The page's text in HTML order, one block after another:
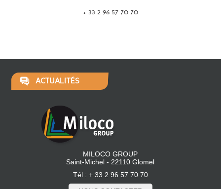
+ 33 2 96 57 70 70
ACTUALITÉS
MILOCO GROUP
Saint-Michel - 22110 Glomel
Tél : + 33 2 96 57 70 70